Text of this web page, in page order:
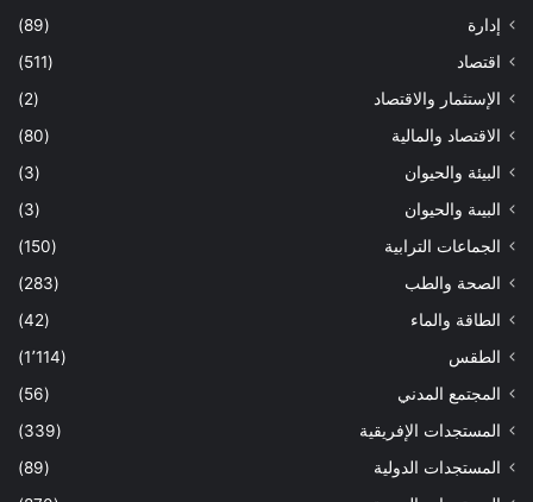
إدارة
(89)
اقتصاد
(511)
الإستثمار والاقتصاد
(2)
الاقتصاد والمالية
(80)
البيئة والحيوان
(3)
البيىة والحيوان
(3)
الجماعات الترابية
(150)
الصحة والطب
(283)
الطاقة والماء
(42)
الطقس
(1٬114)
المجتمع المدني
(56)
المستجدات الإفريقية
(339)
المستجدات الدولية
(89)